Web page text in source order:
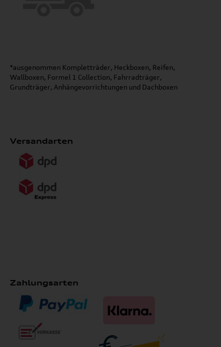
*ausgenommen Kompletträder, Heckboxen, Reifen,
Wallboxen, Formel 1 Collection, Fahrradträger,
Grundträger, Anhängevorrichtungen und Dachboxen
Versandarten
Zahlungsarten